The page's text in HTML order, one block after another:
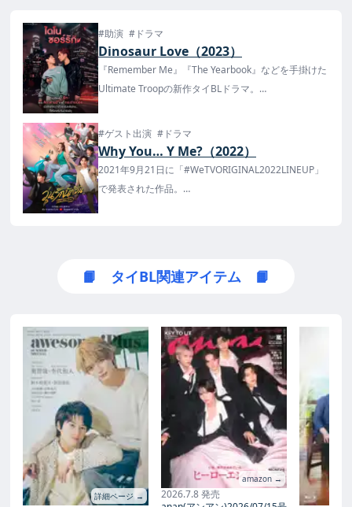
#助演 #ドラマ
Dinosaur Love（2023）
『Remember Me』『The Yearbook』などを手掛けた
Ultimate Troopの新作タイBLドラマ。
UltimateTroop公式iQIYIで放送・配信が決定！
#ゲスト出演 #ドラマ
Why You… Y Me?（2022）
2021年9月21日に「#WeTVORIGINAL2022LINEUP」
で発表された作品。
📙 タイBL関連アイテム 📙
詳細ページ →
amazon →
2026.7.8 発売